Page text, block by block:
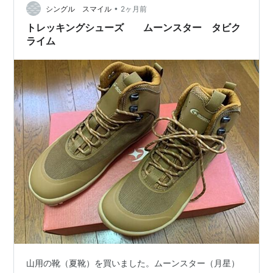
今回購入したのは、ムー…
シングル スマイル • 2ヶ月前
トレッキングシューズ ムーンスター タビク
ライム
山用の靴（夏靴）を買いました。ムーンスター（月星）